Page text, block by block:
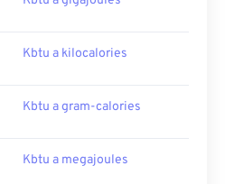
Kbtu a kilocalories
Kbtu a gram-calories
Kbtu a megajoules